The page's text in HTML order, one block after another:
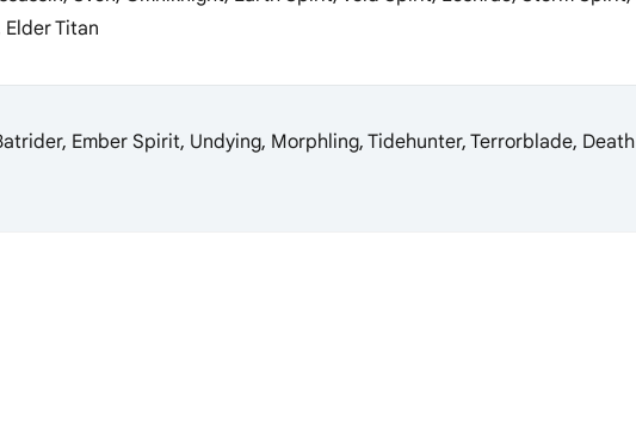
Titan
Ember Spirit, Undying, Morphling, Tidehunter, Terrorblade, Death